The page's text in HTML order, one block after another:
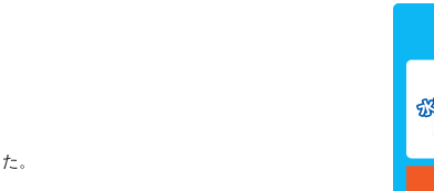
。